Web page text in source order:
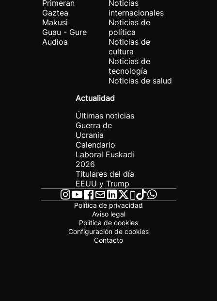
Primeran
Gaztea
Makusi
Guau - Gure
Audioa
Noticias
internacionales
Noticias de
política
Noticias de
cultura
Noticias de
tecnología
Noticias de salud
Actualidad
Últimas noticias
Guerra de
Ucrania
Calendario
Laboral Euskadi
2026
Titulares del día
EEUU y Trump
Política de privacidad
Aviso legal
Política de cookies
Configuración de cookies
Contacto